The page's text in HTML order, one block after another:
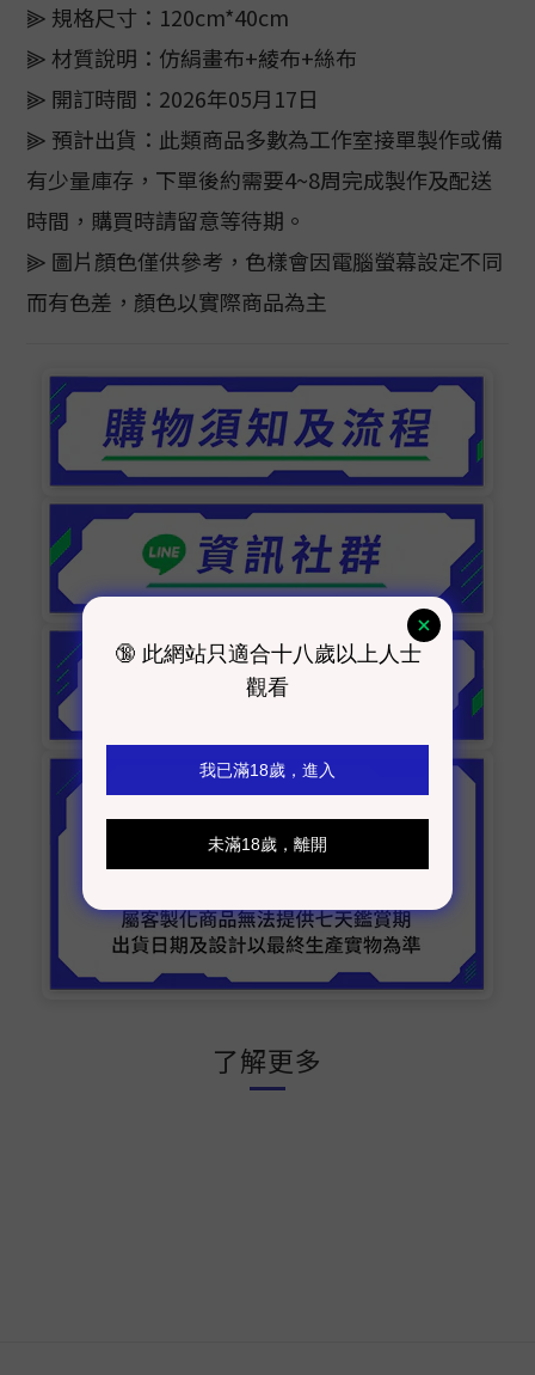
⫸ 規格尺寸：120cm*40cm
⫸ 材質說明：仿絹畫布+綾布+絲布
⫸ 開訂時間：2026年05月17日
⫸ 預計出貨：此類商品多數為工作室接單製作或備
有少量庫存，下單後約需要4~8周完成製作及配送
時間，購買時請留意等待期。
⫸ 圖片顏色僅供參考，色樣會因電腦螢幕設定不同
而有色差，顏色以實際商品為主
了解更多